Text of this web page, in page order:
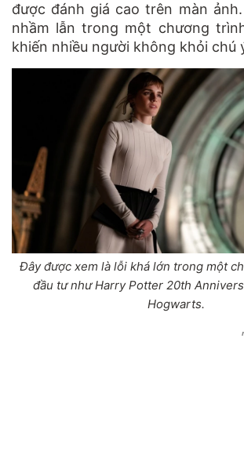
được đánh giá cao trên màn
nhầm lẫn trong một chương
khiến nhiều người không khỏi chú
Đây được xem là lỗi khá lớn trong một
đầu tư như Harry Potter 20th
Hogwarts.